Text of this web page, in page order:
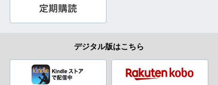
デジタル版はこちら